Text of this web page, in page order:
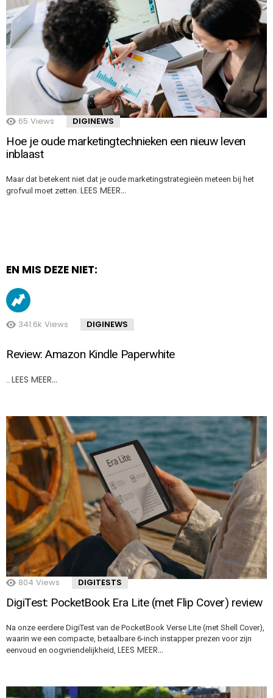
65 Views DIGINEWS
Hoe je oude marketingtechnieken een nieuw leven
inblaast
Maar dat betekent niet dat je oude marketingstrategieën meteen bij het
grofvuil moet zetten. LEES MEER…
EN MIS DEZE NIET:
341.6k Views DIGINEWS
Review: Amazon Kindle Paperwhite
LEES MEER…
804 Views DIGITESTS
DigiTest: PocketBook Era Lite (met Flip Cover) review
Na onze eerdere DigiTest van de PocketBook Verse Lite (met Shell Cover),
waarin we een compacte, betaalbare 6-inch instapper prezen voor zijn
eenvoud en oogvriendelijkheid, LEES MEER…